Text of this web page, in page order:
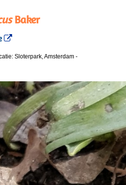
Baker
Sloterpark, Amsterdam -